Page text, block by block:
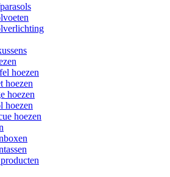
hoezen
hoezen
hoezen
hoezen
hoezen